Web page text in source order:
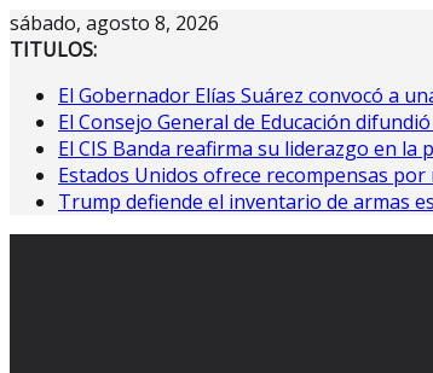
Saltar
al
sábado, agosto 8, 2026
TITULOS:
El Gobernador Elías Suárez convocó a
El Consejo General de Educación
El CIS Banda reafirma su liderazgo en
Estados Unidos ofrece recompensas
Trump defiende el inventario de armas